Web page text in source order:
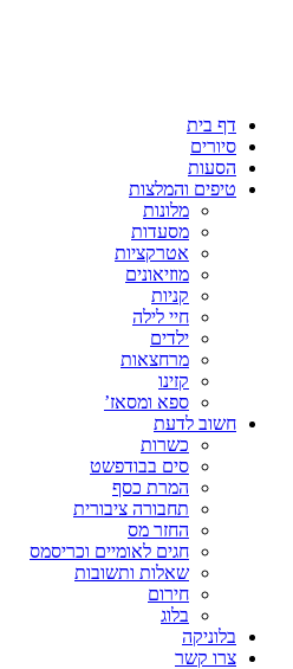
דף בית
סיורים
הסעות
טיפים והמלצות
מלונות
מסעדות
אטרקציות
מוזיאונים
קניות
חיי לילה
ילדים
מרחצאות
קזינו
ספא ומסאז’
חשוב לדעת
כשרות
סים בבודפשט
המרת כסף
תחבורה ציבורית
החזר מס
חגים לאומיים וכריסמס
שאלות ותשובות
חירום
בלוג
בלוניקה
צרו קשר